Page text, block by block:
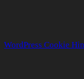
WordPress Cookie